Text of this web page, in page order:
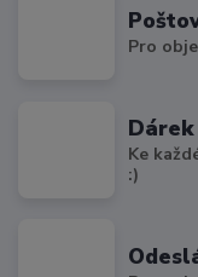
Pro
Ke
:)